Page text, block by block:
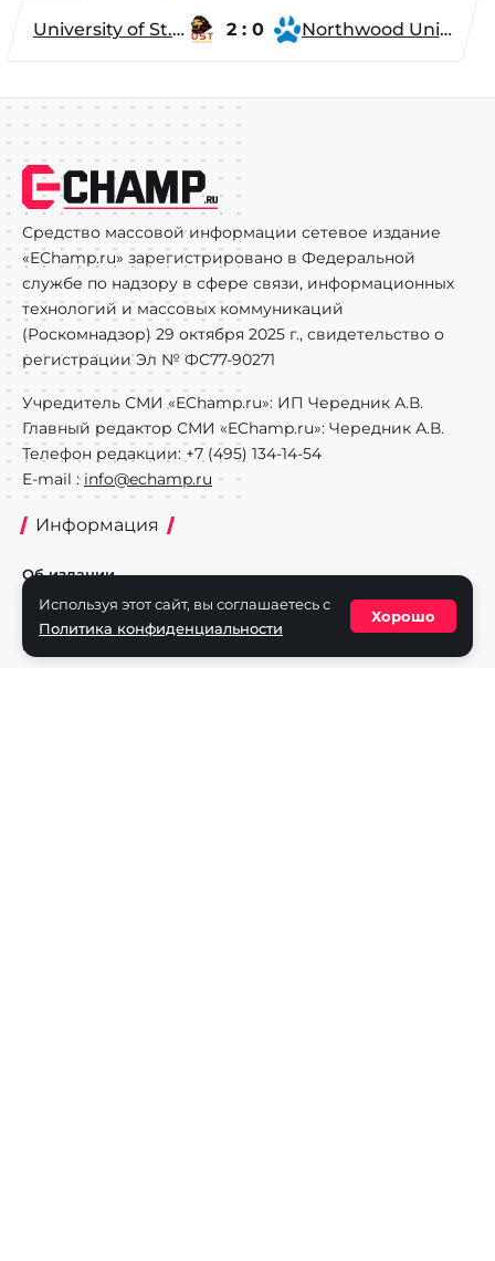
University of St. Thomas 2 : 0 Northwood University
Средство массовой информации сетевое издание
«EChamp.ru» зарегистрировано в Федеральной
службе по надзору в сфере связи, информационных
технологий и массовых коммуникаций
(Роскомнадзор) 29 октября 2025 г., свидетельство о
регистрации Эл № ФС77-90271
Учредитель СМИ «EChamp.ru»: ИП Чередник А.В.
Главный редактор СМИ «EChamp.ru»: Чередник А.В.
Телефон редакции: +7 (495) 134-14-54
E-mail : info@echamp.ru
Информация
Об издании
Реклама на портале
Политика конфиденциальности
Используя этот сайт, вы соглашаетесь с
Политика конфиденциальности
Хорошо